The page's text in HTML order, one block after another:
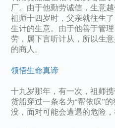
厂。由于他勤劳诚信，生意
祖师十四岁时，父亲就往生
生计的生意。由于他善于管
劳，属下言听计从，所以生
的商人。
领悟生命真谛
十九岁那年，有一次，祖师
货船穿过一条名为“帮依叹”
没，面对可能会遭遇的危险，